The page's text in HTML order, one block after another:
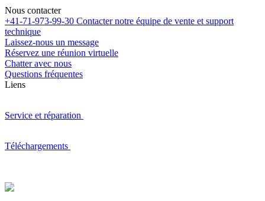
Nous contacter
+41-71-973-99-30 Contacter notre équipe de vente et support
technique
Laissez-nous un message
Réservez une réunion virtuelle
Chatter avec nous
Questions fréquentes
Liens
Service et réparation
Téléchargements